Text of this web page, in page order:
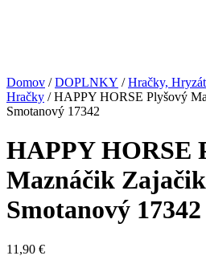
Domov /DOPLNKY /Hračky,
Hračky / HAPPY HORSE Plyšový
Smotanový 17342
HAPPY HORSE
Maznáčik
Smotanový 17342
11,90 €